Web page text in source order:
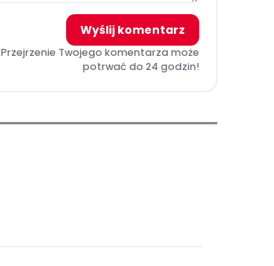
Wyślij komentarz
Przejrzenie Twojego komentarza może
potrwać do 24 godzin!